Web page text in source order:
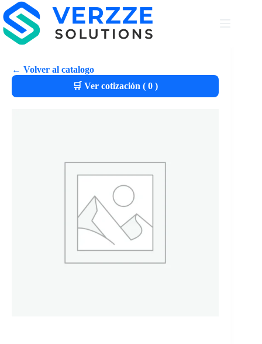
← Volver al catalogo
🛒 Ver cotización ( 0)